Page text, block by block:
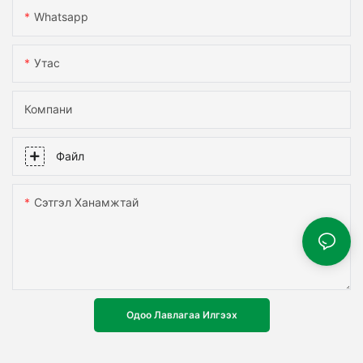
Whatsapp
Утас
Компани
Файл
Сэтгэл Ханамжтай
Одоо Лавлагаа Илгээх